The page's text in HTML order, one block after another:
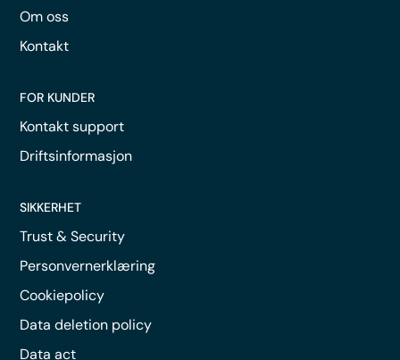
Om oss
Kontakt
FOR KUNDER
Kontakt support
Driftsinformasjon
SIKKERHET
Trust & Security
Personvernerklæring
Cookiepolicy
Data deletion policy
Data act